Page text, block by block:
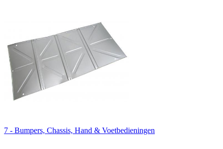
7 - Bumpers, Chassis, Hand & Voetbedieningen